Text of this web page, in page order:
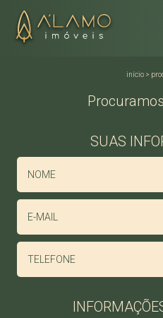
início >
SUAS